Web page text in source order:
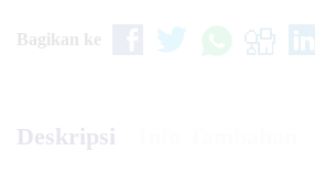
Bagikan ke
Deskripsi